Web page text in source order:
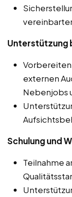
Unterstützung
Vorbereiten
externen
Nebenjobs
Schulung und
Teilnahme